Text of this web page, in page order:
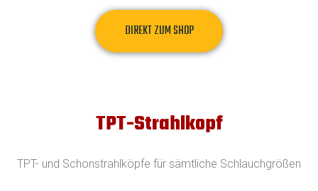
DIREKT ZUM SHOP
TPT-Strahlkopf
TPT- und Schonstrahlköpfe für sämtliche Schlauchgrößen